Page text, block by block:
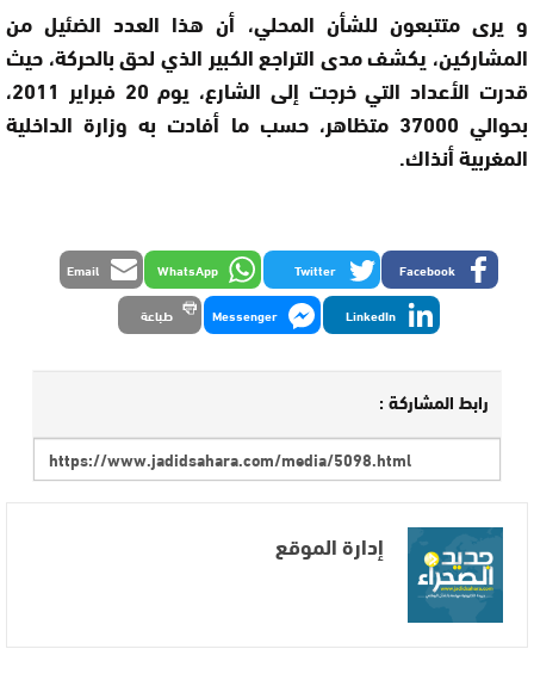
و يرى متتبعون للشأن المحلي، أن هذا العدد الضئيل من
المشاركين، يكشف مدى التراجع الكبير الذي لحق بالحركة، حيث
قدرت الأعداد التي خرجت إلى الشارع، يوم 20 فبراير 2011،
بحوالي 37000 متظاهر، حسب ما أفادت به وزارة الداخلية
المغربية أنذاك.
Facebook
Twitter
WhatsApp
Email
LinkedIn
Messenger طباعة
رابط المشاركة :
إدارة الموقع